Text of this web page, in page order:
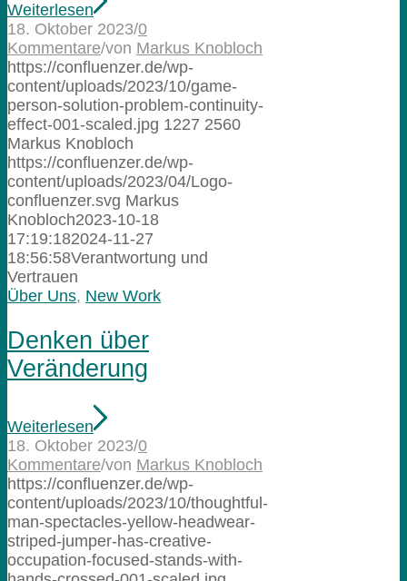
Weiterlesen
18. Oktober 2023/0
Kommentare/von Markus Knobloch
https://confluenzer.de/wp-
content/uploads/2023/10/game-
person-solution-problem-continuity-
effect-001-scaled.jpg 1227 2560
Markus Knobloch
https://confluenzer.de/wp-
content/uploads/2023/04/Logo-
confluenzer.svg Markus
Knobloch2023-10-18
17:19:182024-11-27
18:56:58Verantwortung und
Vertrauen
Über Uns, New Work
Denken über
Veränderung
Weiterlesen
18. Oktober 2023/0
Kommentare/von Markus Knobloch
https://confluenzer.de/wp-
content/uploads/2023/10/thoughtful-
man-spectacles-yellow-headwear-
striped-jumper-has-creative-
occupation-focused-stands-with-